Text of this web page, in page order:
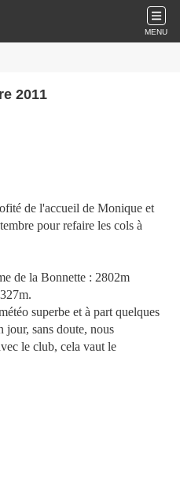
MENU
2011
de l'accueil de Monique et
pour refaire les cols à
de la Bonnette : 2802m
superbe et à part quelques
jour, sans doute, nous
le club, cela vaut le